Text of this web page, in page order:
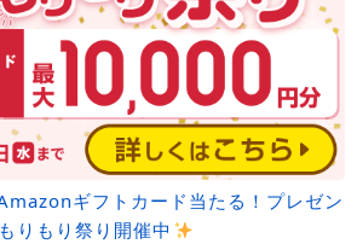
ギフトカード当たる！プレゼン
りもり祭り開催中